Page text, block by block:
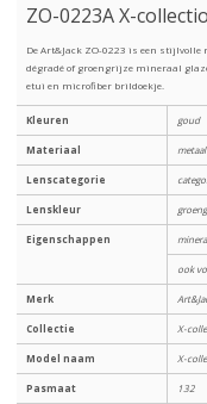
ZO-0223A X-
De Art&Jack ZO-0223 is een
dégradé of groengrijze mineraal
etui en microfiber brildoekje.
Kleuren goud
Materiaal metaal
Lenscategorie
Lenskleur
Eigenschappen
ook
Merk
Collectie X-
Model naam X-
Pasmaat 132